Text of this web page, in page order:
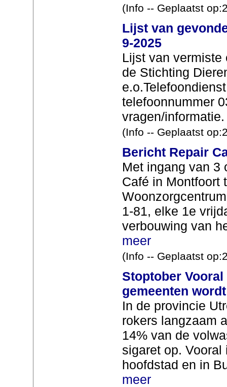
(Info -- Geplaatst
Lijst van
9-2025
Lijst van vermiste
de Stichting
telefoonnummer
vragen/
(Info -- Geplaatst
Bericht Repair
Met ingang van 3
Café in Montfoort
1-81, elke 1e
verbouwing van
meer
(Info -- Geplaatst
Stoptober
gemeenten
In de provincie
rokers langzaam
14% van de
sigaret op.
hoofdstad en in
meer